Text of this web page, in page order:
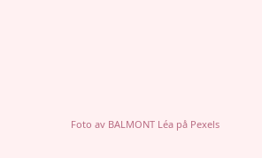
Foto av BALMONT Léapå Pexels